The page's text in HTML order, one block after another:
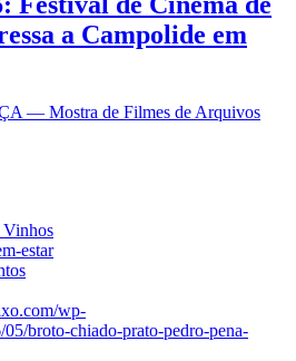
a Campolide em
— Mostra de Filmes de Arquivos
Vinhos
estar
wp-
broto-chiado-prato-pedro-pena-